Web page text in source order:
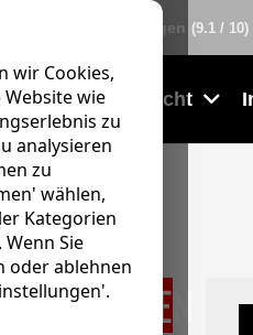
756 Bewertungen (9.1 / 10)
Schulungsübersicht
wir Cookies,
wie
zu
analysieren
zu
wählen,
Kategorien
Sie
oder ablehnen